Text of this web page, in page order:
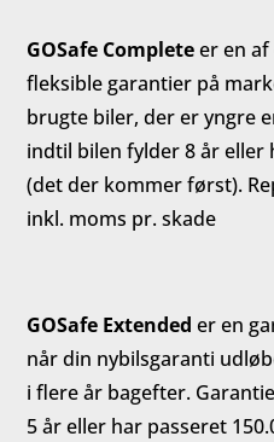
GOSafe Completeer en
fleksible garantier på
brugte biler, der er yngre
indtil bilen fylder 8 år eller
(det der kommer først).
inkl. moms pr. skade
GOSafe Extended er en
når din nybilsgaranti
i flere år bagefter.
5 år eller har passeret